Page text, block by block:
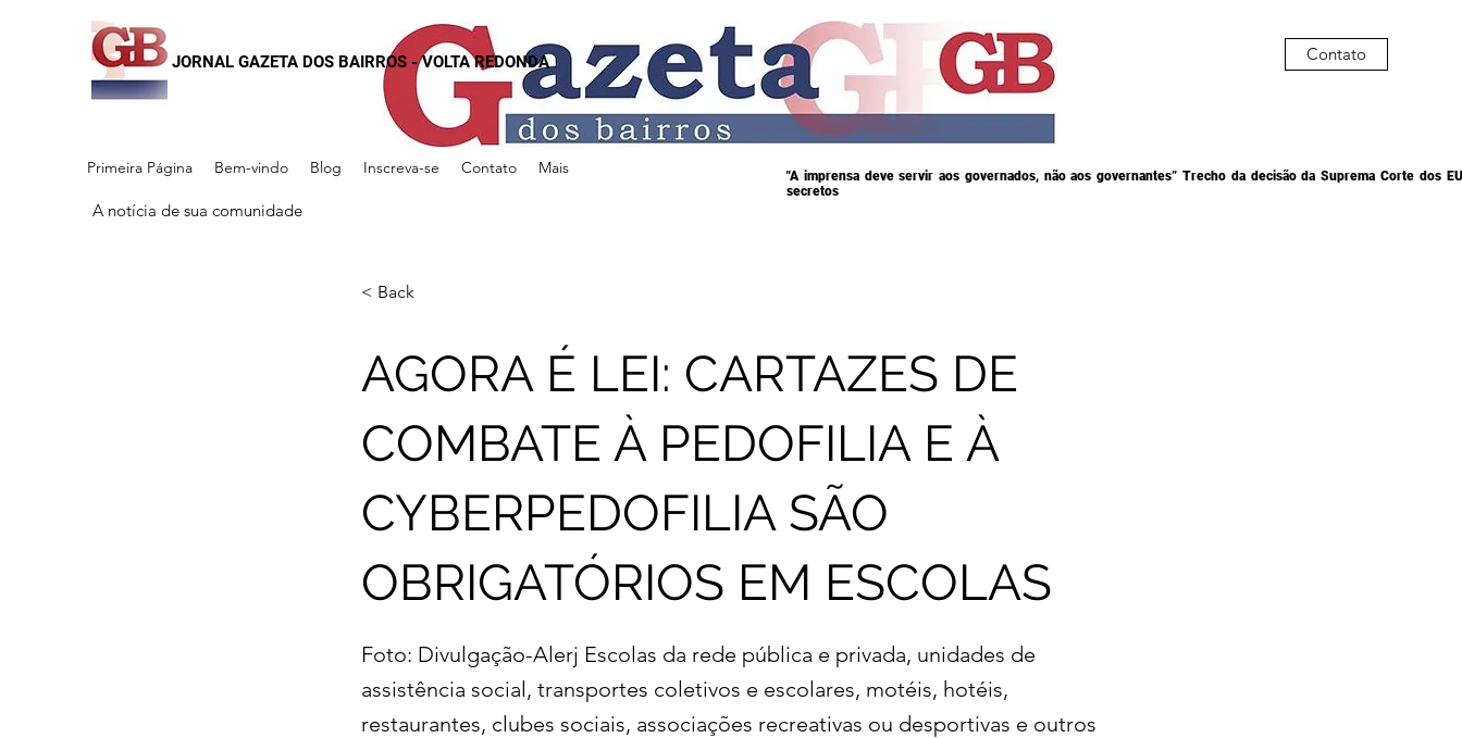
JORNAL GAZETA DOS BAIRROS - VOLTA REDONDA
Primeira Página Bem-vindo Blog Inscreva-se Contato Mais
A notícia de sua comunidade
"A imprensa deve servir aos governados, não aos governantes” Trecho da decisão da Suprema Corte dos
secretos
Contato
< Back
AGORA É LEI: CARTAZES DE
COMBATE À PEDOFILIA E À
CYBERPEDOFILIA SÃO
OBRIGATÓRIOS EM ESCOLAS
Foto: Divulgação-Alerj Escolas da rede pública e privada, unidades de
assistência social, transportes coletivos e escolares, motéis, hotéis,
restaurantes, clubes sociais, associações recreativas ou desportivas e outros